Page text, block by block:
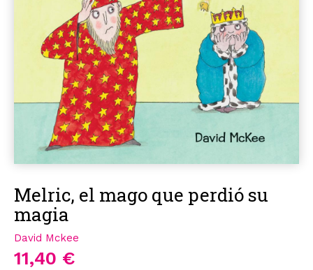
Melric, el mago que perdió su
magia
David Mckee
11,40 €